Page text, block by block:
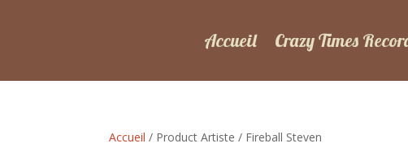
Accueil Crazy Times
Accueil / Product Artiste / Fireball Steven